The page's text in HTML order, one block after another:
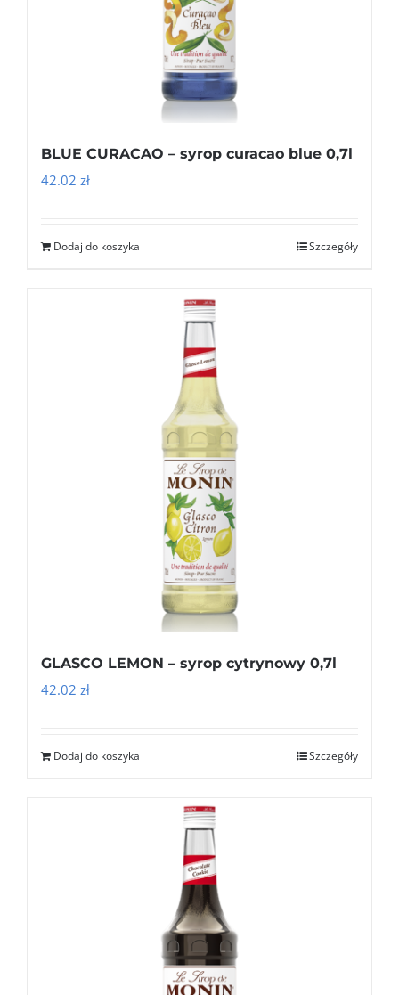
BLUE CURACAO – syrop curacao blue 0,7l
42.02 zł
Dodaj do koszyka Szczegóły
GLASCO LEMON – syrop cytrynowy 0,7l
42.02 zł
Dodaj do koszyka Szczegóły